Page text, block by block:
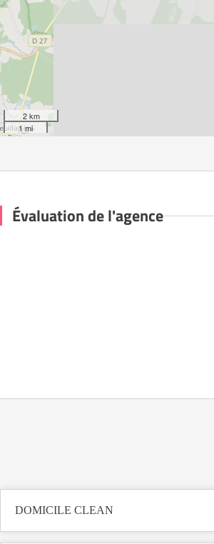
2 km
1 mi
Évaluation de l'agence
DOMICILE CLEAN